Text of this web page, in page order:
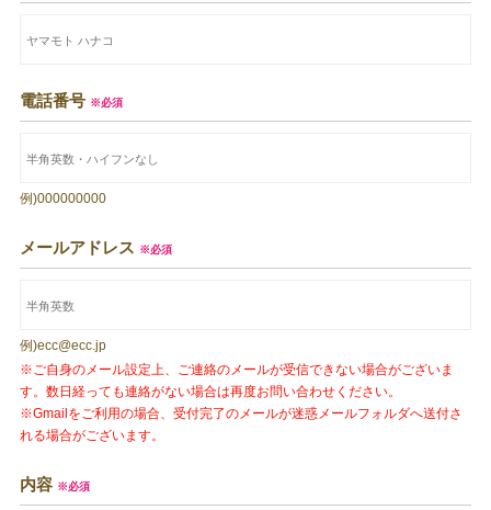
電話番号 ※必須
例)000000000
メールアドレス ※必須
例)ecc@ecc.jp
※ご自身のメール設定上、ご連絡のメールが受信できない場合がございま
す。数日経っても連絡がない場合は再度お問い合わせください。
※Gmailをご利用の場合、受付完了のメールが迷惑メールフォルダへ送付さ
れる場合がございます。
内容 ※必須